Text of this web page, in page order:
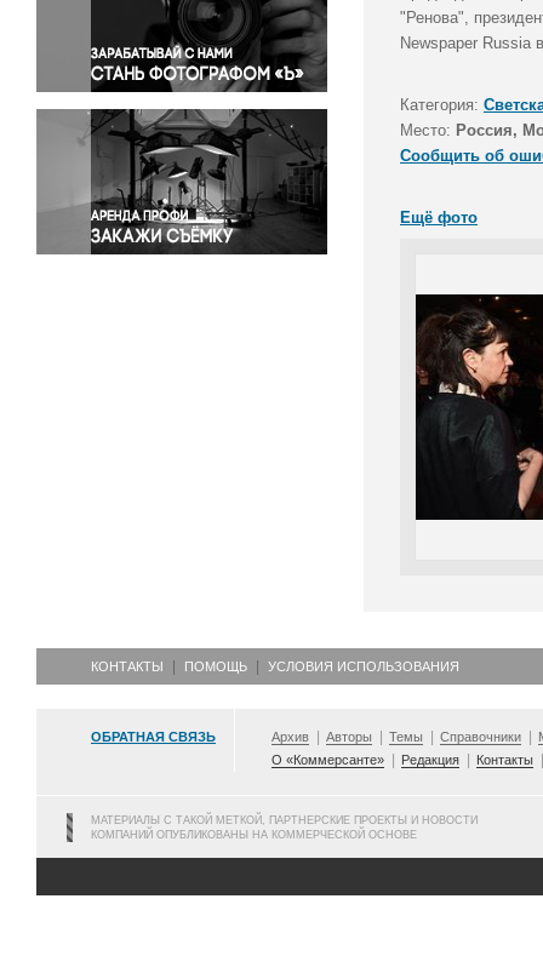
Правосудие
Происшествия и конфликты
Религия
Светская жизнь
Спорт
Экология
Экономика и бизнес
"Ренова",
Newspaper
Категория:
Место: Россия,
Сообщить об
Ещё фото
КОНТАКТЫ ПОМОЩЬ УСЛОВИЯ ИСПОЛЬЗОВАНИЯ
ОБРАТНАЯ СВЯЗЬ Архив Авторы Темы Справочники
О «Коммерсанте»
Редакция Контакты
МАТЕРИАЛЫ С ТАКОЙ МЕТКОЙ, ПАРТНЕРСКИЕ ПРОЕКТЫ И НОВОСТИ
КОМПАНИЙ ОПУБЛИКОВАНЫ НА КОММЕРЧЕСКОЙ ОСНОВЕ